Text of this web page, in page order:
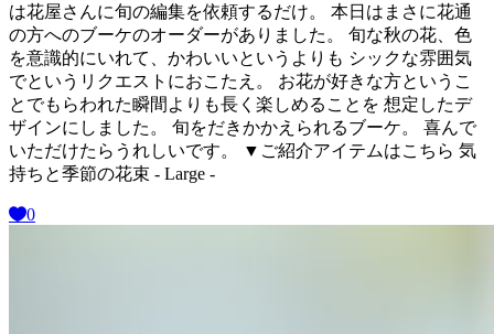
は花屋さんに旬の編集を依頼するだけ。 本日はまさに花通
の方へのブーケのオーダーがありました。 旬な秋の花、色
を意識的にいれて、かわいいというよりも シックな雰囲気
でというリクエストにおこたえ。 お花が好きな方というこ
とでもらわれた瞬間よりも長く楽しめることを 想定したデ
ザインにしました。 旬をだきかかえられるブーケ。 喜んで
いただけたらうれしいです。 ▼ご紹介アイテムはこちら 気
持ちと季節の花束 - Large -
0